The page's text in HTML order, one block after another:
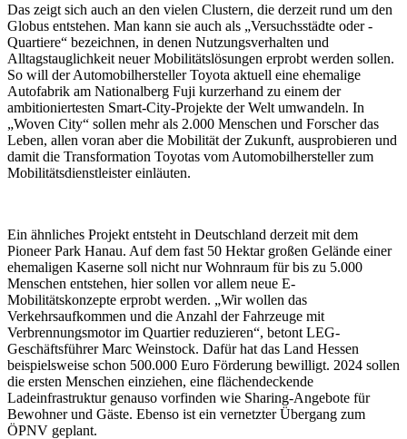
Das zeigt sich auch an den vielen Clustern, die derzeit rund um den
Globus entstehen. Man kann sie auch als „Versuchsstädte oder -
Quartiere“ bezeichnen, in denen Nutzungsverhalten und
Alltagstauglichkeit neuer Mobilitätslösungen erprobt werden sollen.
So will der Automobilhersteller Toyota aktuell eine ehemalige
Autofabrik am Nationalberg Fuji kurzerhand zu einem der
ambitioniertesten Smart-City-Projekte der Welt umwandeln. In
„Woven City“ sollen mehr als 2.000 Menschen und Forscher das
Leben, allen voran aber die Mobilität der Zukunft, ausprobieren und
damit die Transformation Toyotas vom Automobilhersteller zum
Mobilitätsdienstleister einläuten.
Ein ähnliches Projekt entsteht in Deutschland derzeit mit dem
Pioneer Park Hanau. Auf dem fast 50 Hektar großen Gelände einer
ehemaligen Kaserne soll nicht nur Wohnraum für bis zu 5.000
Menschen entstehen, hier sollen vor allem neue E-
Mobilitätskonzepte erprobt werden. „Wir wollen das
Verkehrsaufkommen und die Anzahl der Fahrzeuge mit
Verbrennungsmotor im Quartier reduzieren“, betont LEG-
Geschäftsführer Marc Weinstock. Dafür hat das Land Hessen
beispielsweise schon 500.000 Euro Förderung bewilligt. 2024 sollen
die ersten Menschen einziehen, eine flächendeckende
Ladeinfrastruktur genauso vorfinden wie Sharing-Angebote für
Bewohner und Gäste. Ebenso ist ein vernetzter Übergang zum
ÖPNV geplant.